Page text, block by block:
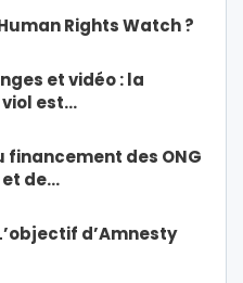
Rights Watch ?
et vidéo : la
est…
des ONG
et de…
d’Amnesty